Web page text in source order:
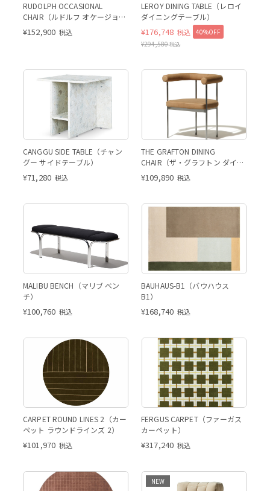
RUDOLPH OCCASIONAL
CHAIR（ルドルフ オケージョナ
ルチェア）
¥152,900 税込
LEROY DINING TABLE（レロイ
ダイニングテーブル）
¥176,748 税込 40%OFF
¥294,580税込
CANGGU SIDE TABLE（チャン
グー サイドテーブル）
¥71,280 税込
THE GRAFTON DINING
CHAIR（ザ・グラフトン ダイニ
ングチェア／レザー）
¥109,890 税込
MALIBU BENCH（マリブ ベン
チ）
¥100,760 税込
BAUHAUS-B1（バウハウス
B1）
¥168,740 税込
CARPET ROUND LINES 2（カー
ペット ラウンドラインズ 2）
¥101,970 税込
FERGUS CARPET（ファーガス
カーペット）
¥317,240 税込
NEW